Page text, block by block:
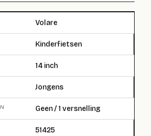
Volare
Kinderfietsen
14 inch
Jongens
Geen / 1 versnelling
51425